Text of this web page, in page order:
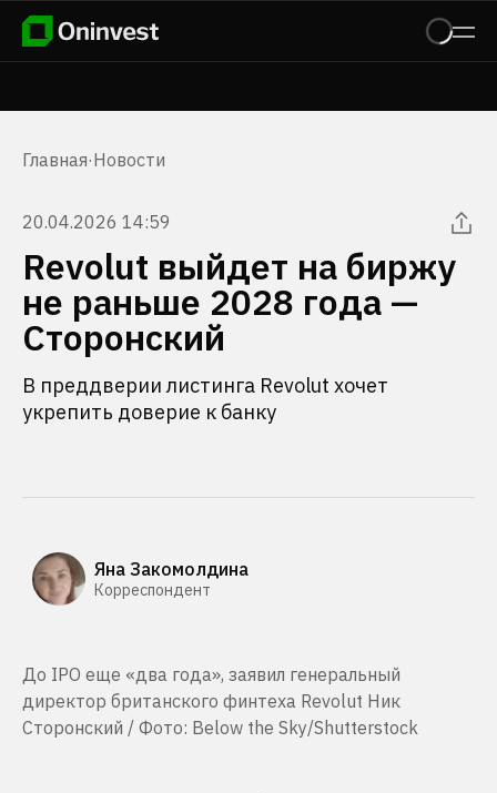
Главная·Новости
20.04.2026 14:59
Revolut выйдет на биржу
не раньше 2028 года —
Сторонский
В преддверии листинга Revolut хочет
укрепить доверие к банку
Яна Закомолдина
Корреспондент
До IPO еще «два года», заявил генеральный
директор британского финтеха Revolut Ник
Сторонский / Фото: Below the Sky/Shutterstock